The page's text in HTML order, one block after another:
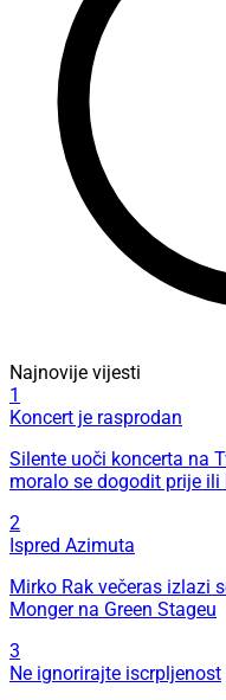
Najnovije vijesti
1
Koncert je rasprodan
Silente uoči koncerta na
moralo se dogodit prije ili
2
Ispred Azimuta
Mirko Rak večeras izlazi
Monger na Green Stageu
3
Ne ignorirajte iscrpljenost